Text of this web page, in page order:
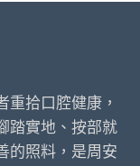
重拾口腔健康，
踏實地、按部就
的照料，是周安